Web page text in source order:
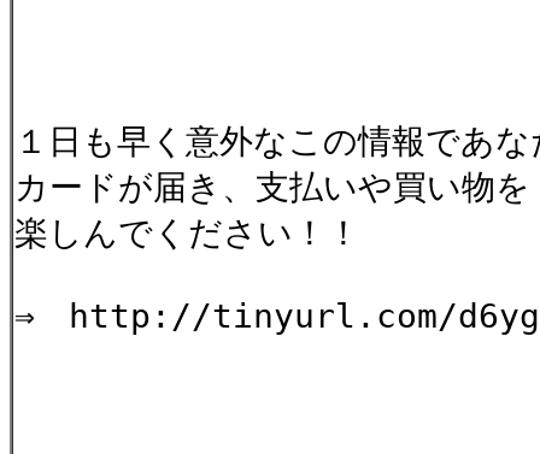
１日も早く意外なこの情報であ
カードが届き、支払いや買い物を
楽しんでください！！
⇒ http://tinyurl.com/